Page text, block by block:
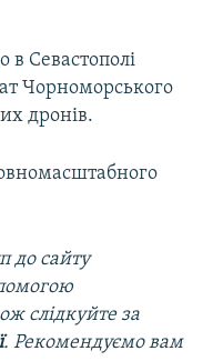
в Севастополі
Чорноморського
дронів.
до сайту
слідкуйте за
. Рекомендуємо вам